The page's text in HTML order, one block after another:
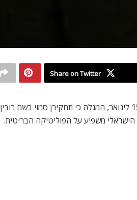
Share on Twitter
הגילוי על הדיפלומט הישראלי, שי מסוט (בתמונה למטה) הוא כחלק מתחקיר שתשדר רשת אל ג?זירה, בפרומו לסדרת התוכניות שתעלה מ-15 לינואר, המגלה כי תחקירן סמוי בשם רובין
הישראלי משפיע על הפוליטיקה הבריטית.